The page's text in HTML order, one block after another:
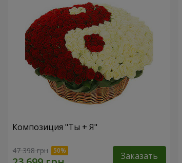
Композиция "Ты + Я"
47 398 грн Заказать